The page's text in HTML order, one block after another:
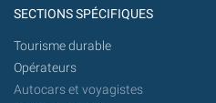
SECTIONS SPÉCIFIQUES
Tourisme durable
Opérateurs
Autocars et voyagistes